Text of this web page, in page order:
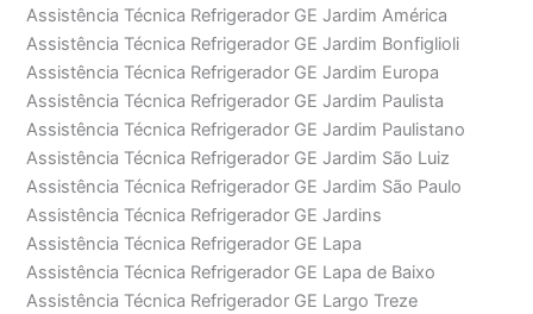
Assistência Técnica Refrigerador GE Jardim América
Assistência Técnica Refrigerador GE Jardim Bonfiglioli
Assistência Técnica Refrigerador GE Jardim Europa
Assistência Técnica Refrigerador GE Jardim Paulista
Assistência Técnica Refrigerador GE Jardim Paulistano
Assistência Técnica Refrigerador GE Jardim São Luiz
Assistência Técnica Refrigerador GE Jardim São Paulo
Assistência Técnica Refrigerador GE Jardins
Assistência Técnica Refrigerador GE Lapa
Assistência Técnica Refrigerador GE Lapa de Baixo
Assistência Técnica Refrigerador GE Largo Treze